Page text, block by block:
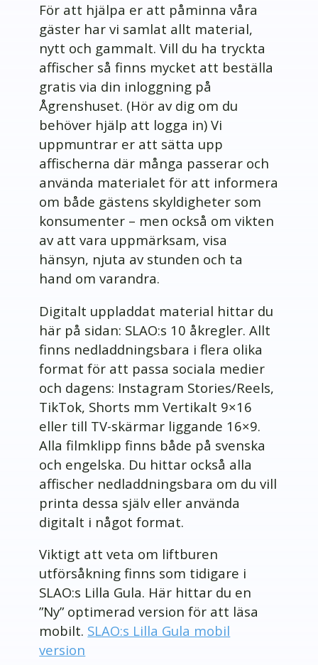
För att hjälpa er att påminna våra
gäster har vi samlat allt material,
nytt och gammalt. Vill du ha tryckta
affischer så finns mycket att beställa
gratis via din inloggning på
Ågrenshuset. (Hör av dig om du
behöver hjälp att logga in) Vi
uppmuntrar er att sätta upp
affischerna där många passerar och
använda materialet för att informera
om både gästens skyldigheter som
konsumenter – men också om vikten
av att vara uppmärksam, visa
hänsyn, njuta av stunden och ta
hand om varandra.
Digitalt uppladdat material hittar du
här på sidan: SLAO:s 10 åkregler. Allt
finns nedladdningsbara i flera olika
format för att passa sociala medier
och dagens: Instagram Stories/Reels,
TikTok, Shorts mm Vertikalt 9×16
eller till TV-skärmar liggande 16×9.
Alla filmklipp finns både på svenska
och engelska. Du hittar också alla
affischer nedladdningsbara om du vill
printa dessa själv eller använda
digitalt i något format.
Viktigt att veta om liftburen
utförsåkning finns som tidigare i
SLAO:s Lilla Gula. Här hittar du en
”Ny” optimerad version för att läsa
mobilt. SLAO:s Lilla Gula mobil
version